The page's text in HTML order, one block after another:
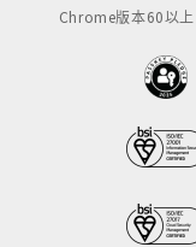
Chrome版本60以